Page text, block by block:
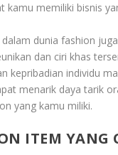
kamu memiliki bisnis
dunia fashion
dan ciri khas
kepribadian individu
menarik daya tarik
yang kamu miliki.
ITEM YANG